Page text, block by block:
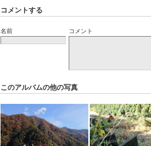
コメントする
名前 コメント
このアルバムの他の写真